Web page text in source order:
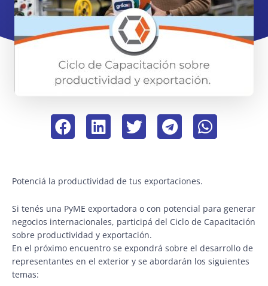
Potenciá la productividad de tus exportaciones.
Si tenés una PyME exportadora o con potencial para generar
negocios internacionales, participá del Ciclo de Capacitación
sobre productividad y exportación.
En el próximo encuentro se expondrá sobre el desarrollo de
representantes en el exterior y se abordarán los siguientes
temas: